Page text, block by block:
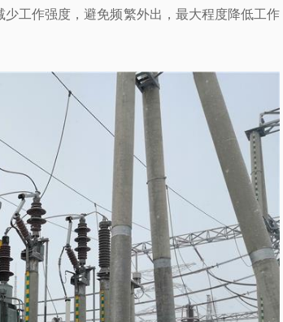
工作强度，避免频繁外出，最大程度降低工作